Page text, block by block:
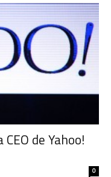
de Yahoo!
0